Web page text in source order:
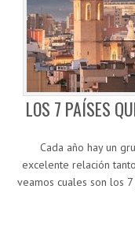
LOS 7 PAÍSES
Cada año hay un
excelente relación
veamos cuales son los